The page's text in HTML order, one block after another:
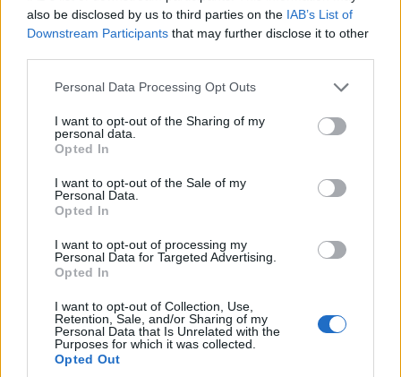
also be disclosed by us to third parties on the IAB’s List of
Downstream Participants that may further disclose it to other
Please note that this website/app uses one or more Google
not limited to your visit or usage behaviour. You may click to
grant or deny consent to Google and its third-party tags to
use your data for below specified purposes in below Google
consent section.
Personal Data Processing Opt Outs
I want to opt-out of the Sharing of my
personal data.
Opted In
I want to opt-out of the Sale of my
Personal Data.
Opted In
I want to opt-out of processing my
Personal Data for Targeted Advertising.
Opted In
I want to opt-out of Collection, Use,
Retention, Sale, and/or Sharing of my
Personal Data that Is Unrelated with the
Purposes for which it was collected.
Opted Out
ΜΑΠΣ Αγίας Παρασκευής Μ. Αλ. Λευκοπηγής 1
Κοζάνη 2004 ΑΕ Κρανιδίων 1 0
Κένταυρος Πρωτοχωρίου Αναγέννηση
Λιβαδερού 1 3
Ερμής Πλατανορέμματος Δόξα Ροδιανής 1 2
Η βαθμολογία
2. ΜΑΠΣ Αγίας Παρασκευής 10 5 13
4. Α.Ε. Άνω Κώμης 6 3 8
5. Τιτάν Σερβίων 8 5 7
6. Κοζάνη 2004 6 8 7